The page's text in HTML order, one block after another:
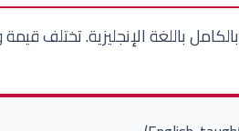
باللغة الإنجليزية. تختلف